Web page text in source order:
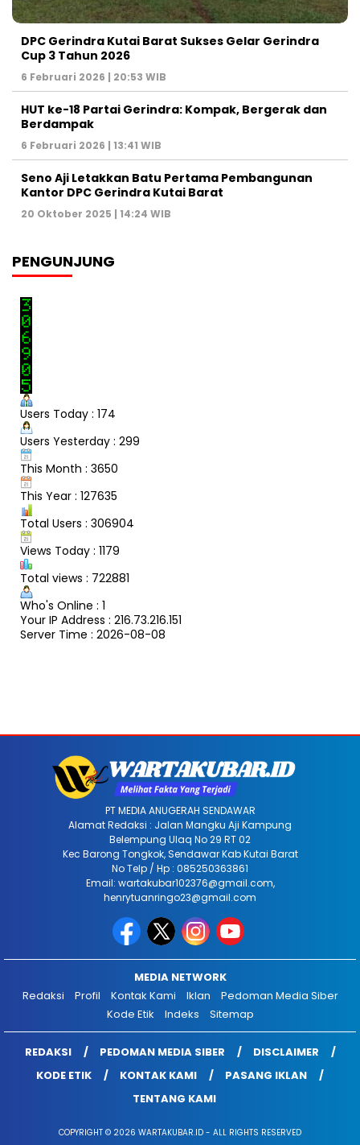
DPC Gerindra Kutai Barat Sukses Gelar Gerindra
Cup 3 Tahun 2026
6 Februari 2026 | 20:53 WIB
HUT ke-18 Partai Gerindra: Kompak, Bergerak dan
Berdampak
6 Februari 2026 | 13:41 WIB
Seno Aji Letakkan Batu Pertama Pembangunan
Kantor DPC Gerindra Kutai Barat
20 Oktober 2025 | 14:24 WIB
PENGUNJUNG
Users Today : 174
Users Yesterday : 299
This Month : 3650
This Year : 127635
Total Users : 306904
Views Today : 1179
Total views : 722881
Who's Online : 1
Your IP Address : 216.73.216.151
Server Time : 2026-08-08
PT MEDIA ANUGERAH SENDAWAR
Alamat Redaksi : Jalan Mangku Aji Kampung
Belempung Ulaq No 29 RT 02
Kec Barong Tongkok, Sendawar Kab Kutai Barat
No Telp / Hp : 085250363861
Email: wartakubar102376@gmail.com,
henrytuanringo23@gmail.com
MEDIA NETWORK
Redaksi
Profil Kontak Kami Iklan
Pedoman Media Siber
Kode Etik
Indeks Sitemap
REDAKSI PEDOMAN MEDIA SIBER
DISCLAIMER
KODE ETIK
KONTAK KAMI
PASANG IKLAN
TENTANG KAMI
COPYRIGHT © 2026 WARTAKUBAR.ID - ALL RIGHTS RESERVED